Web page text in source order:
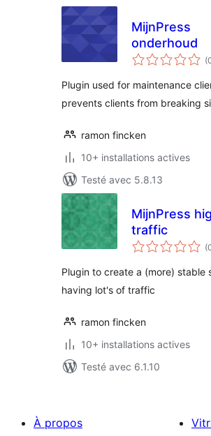
MijnPress
onderhoud
Plugin used for maintenance
prevents clients from breaking
ramon fincken
10+ installations actives
Testé avec 5.8.13
MijnPress
traffic
Plugin to create a (more) stable
having lot's of traffic
ramon fincken
10+ installations actives
Testé avec 6.1.10
À propos